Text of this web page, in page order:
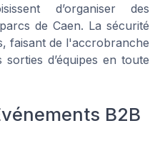
d’organiser des
de Caen. La sécurité
faisant de l'accrobranche
d’équipes en toute
B2B